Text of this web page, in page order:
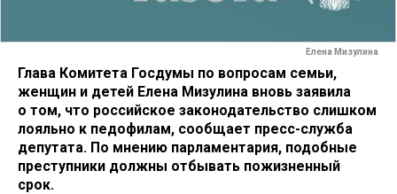
Елена Мизулина
Глава Комитета Госдумы по вопросам семьи,
женщин и детей Елена Мизулина вновь заявила
о том, что российское законодательство слишком
лояльно к педофилам, сообщает пресс-служба
депутата. По мнению парламентария, подобные
преступники должны отбывать пожизненный
срок.